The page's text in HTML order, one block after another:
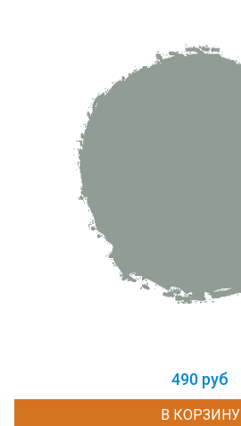
490 руб
В КОРЗИНУ